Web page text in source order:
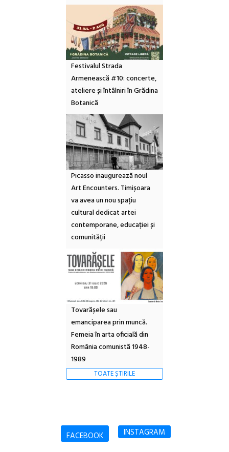
Festivalul Strada
Armenească #10: concerte,
ateliere și întâlniri în Grădina
Botanică
Picasso inaugurează noul
Art Encounters. Timișoara
va avea un nou spațiu
cultural dedicat artei
contemporane, educației și
comunității
Tovarășele sau
emanciparea prin muncă.
Femeia în arta oficială din
România comunistă 1948-
1989
TOATE ȘTIRILE
FACEBOOK INSTAGRAM